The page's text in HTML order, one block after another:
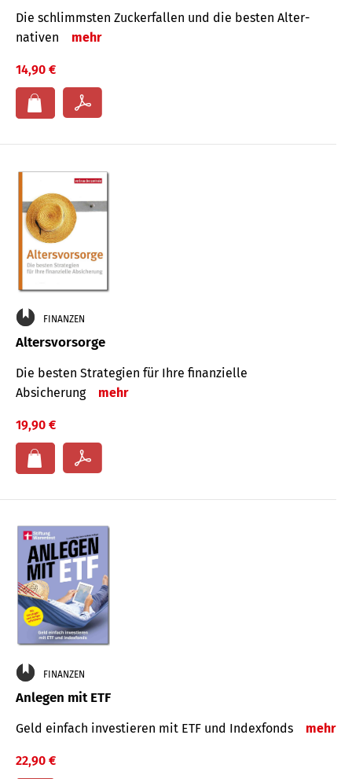
Die schlimmsten Zucker­fallen und die besten Alter­
nativen
mehr
14,90 €
FINANZEN
Altersvorsorge
Die besten Strategien für Ihre finanzielle
Absicherung
mehr
19,90 €
FINANZEN
Anlegen mit ETF
Geld einfach investieren mit ETF und Indexfonds mehr
22,90 €